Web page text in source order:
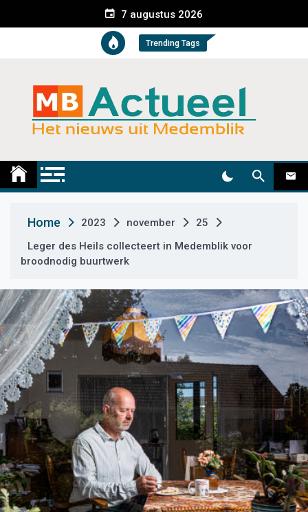
e
t
7 augustus 2026
Trending Tags
Medemblik Actueel
Home 2023 november
25
Leger des Heils collecteert in Medemblik voor
broodnodig buurtwerk